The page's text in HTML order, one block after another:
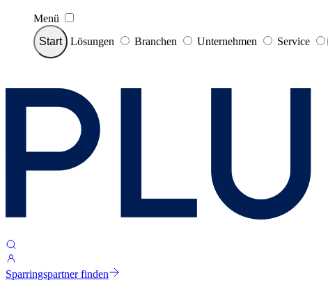
Menü
Start
Lösungen Branchen Unternehmen Service
Sparringspartner finden